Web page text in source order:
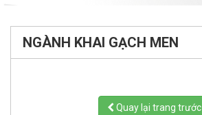
NGÀNH KHAI GẠCH MEN
Quay lại trang trước